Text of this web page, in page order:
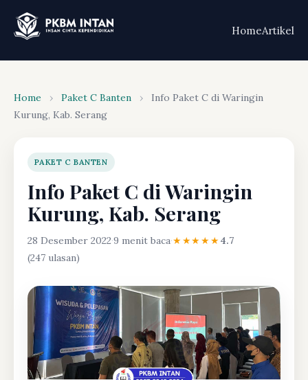
HomeArtikel
Home › Paket C Banten ›
Info Paket C di Waringin
Kurung, Kab. Serang
PAKET C BANTEN
Info Paket C di Waringin
Kurung, Kab. Serang
28 Desember 2022·9 menit baca·★★★★★4.7
(247 ulasan)